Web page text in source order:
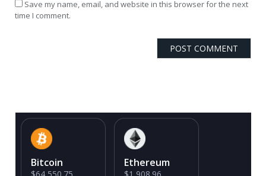
Save my name, email, and website in this browser for the next
time I comment.
Bitcoin
$64,550.75
Ethereum
$1,908.96